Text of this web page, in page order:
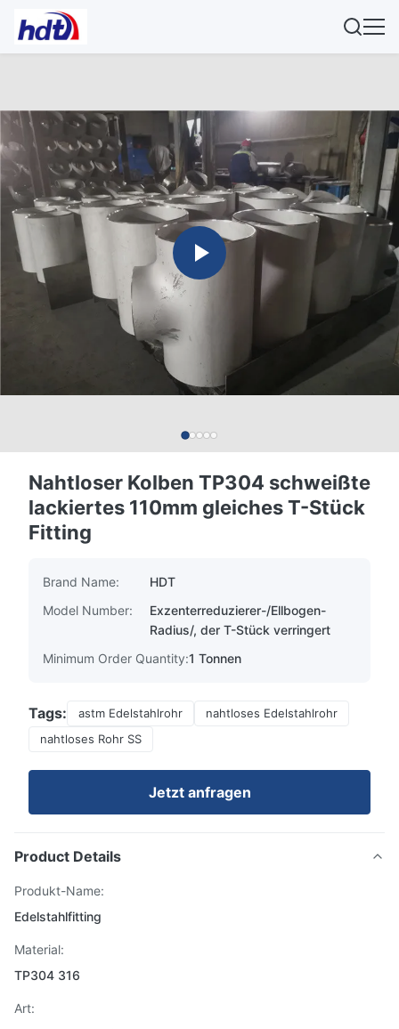
Nahtloser Kolben TP304 schweißte
lackiertes 110mm gleiches T-Stück
Fitting
Brand Name:
HDT
Model Number:
Exzenterreduzierer-/Ellbogen-
Radius/, der T-Stück verringert
Minimum Order Quantity:1 Tonnen
Tags: astm Edelstahlrohr
nahtloses Edelstahlrohr
nahtloses Rohr SS
Jetzt anfragen
Product Details
Produkt-Name:
Edelstahlfitting
Material:
TP304 316
Art: